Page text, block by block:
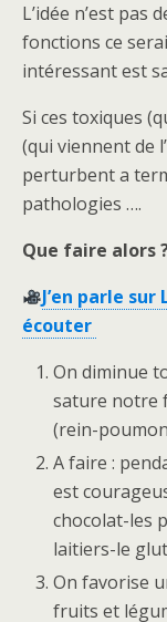
L’idée n’est pas
fonctions ce
intéressant est
Si ces toxiques
(qui viennent de
perturbent a
pathologies ….
Que faire alors
J’en parle
écouter
On diminue
sature notre
(rein-
A faire :
est
chocolat-les
laitiers-le
On favorise
fruits et